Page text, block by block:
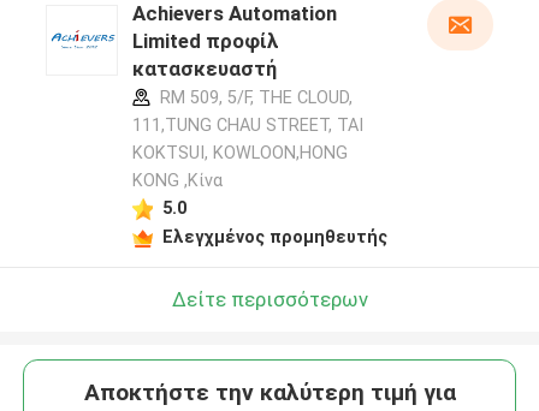
Achievers Automation
Limited προφίλ
κατασκευαστή
RM 509, 5/F, THE CLOUD,
111,TUNG CHAU STREET, TAI
KOKTSUI, KOWLOON,HONG
KONG ,Κίνα
5.0
Ελεγχμένος προμηθευτής
Δείτε περισσότερων
Αποκτήστε την καλύτερη τιμή για